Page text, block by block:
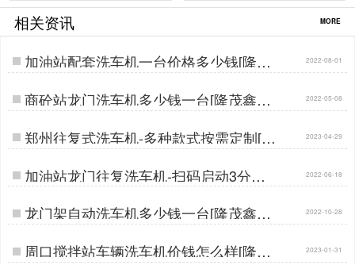
相关资讯 MORE
加油站配套洗车机一台价格多少钱[隆茂
鑫晟]…
2022-08-01
商砼站龙门洗车机多少钱一台[隆茂鑫晟]
…
2022-05-08
郑州往复式洗车机-多种款式按需定制[隆
茂鑫晟]…
2023-04-29
加油站龙门往复洗车机-扫码启动3分钟
洁净[隆茂鑫晟]…
2022-06-18
龙门架自动洗车机多少钱一台[隆茂鑫晟]
…
2022-10-28
周口搅拌站车辆洗车机价钱怎么样[隆茂 2023-01-31